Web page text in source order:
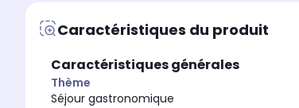
Caractéristiques du produit
Caractéristiques générales
Thème
Séjour gastronomique